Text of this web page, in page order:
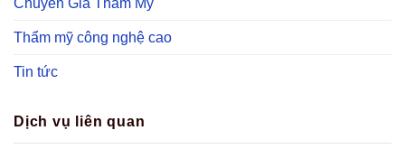
Chuyên Gia Thẩm Mỹ
Thẩm mỹ công nghệ cao
Tin tức
Dịch vụ liên quan